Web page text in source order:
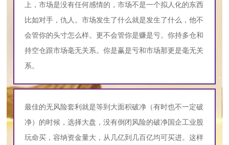
上，市场是没有任何感情的，市场不是一个拟人化的东西
比如对手，仇人。市场发生了什么就是发生了什么，他不
会管你的头寸怎么样。更不会管你是赚是亏。你持多仓和
持空仓跟市场毫无关系。你是赢是亏和市场那更是毫无关
系。
最佳的无风险套利就是等到大面积破净（有时也不一定破
净）的时候，选择大盘，没有倒闭风险的破净国企工业股
玩命买，容纳资金量大，从几亿到几百亿均可买进。这样